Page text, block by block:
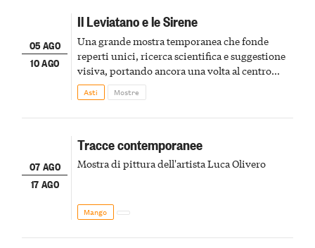
05 AGO
10 AGO
Il Leviatano e le Sirene
Una grande mostra temporanea che fonde
reperti unici, ricerca scientifica e suggestione
visiva, portando ancora una volta al centro
della scena le meraviglie del passato astigiano
Asti Mostre
07 AGO
17 AGO
Tracce contemporanee
Mostra di pittura dell'artista Luca Olivero
Mango